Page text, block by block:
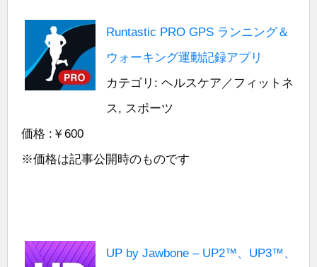
Runtastic PRO GPS ランニング＆
ウォーキング運動記録アプリ
カテゴリ: ヘルスケア／フィットネ
ス, スポーツ
価格 :￥600
※価格は記事公開時のものです
UP by Jawbone – UP2™、UP3™、